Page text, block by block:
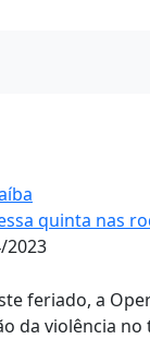
quinta nas
2023
feriado, a
da violência